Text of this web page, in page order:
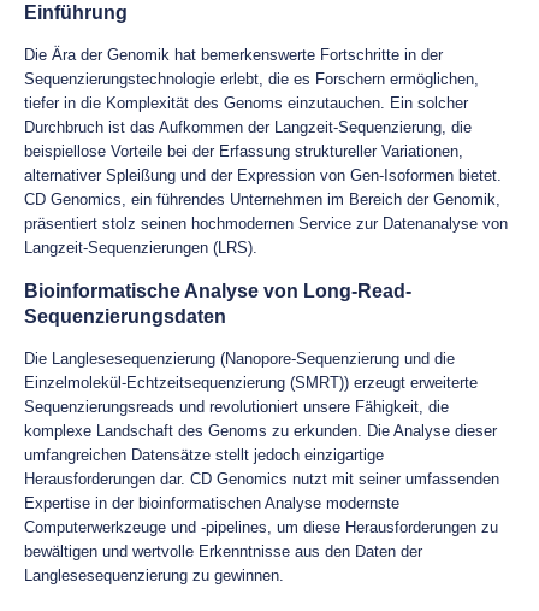
Einführung
Die Ära der Genomik hat bemerkenswerte Fortschritte in der
Sequenzierungstechnologie erlebt, die es Forschern ermöglichen,
tiefer in die Komplexität des Genoms einzutauchen. Ein solcher
Durchbruch ist das Aufkommen der Langzeit-Sequenzierung, die
beispiellose Vorteile bei der Erfassung struktureller Variationen,
alternativer Spleißung und der Expression von Gen-Isoformen bietet.
CD Genomics, ein führendes Unternehmen im Bereich der Genomik,
präsentiert stolz seinen hochmodernen Service zur Datenanalyse von
Langzeit-Sequenzierungen (LRS).
Bioinformatische Analyse von Long-Read-
Sequenzierungsdaten
Die Langlesesequenzierung (Nanopore-Sequenzierung und die
Einzelmolekül-Echtzeitsequenzierung (SMRT)) erzeugt erweiterte
Sequenzierungsreads und revolutioniert unsere Fähigkeit, die
komplexe Landschaft des Genoms zu erkunden. Die Analyse dieser
umfangreichen Datensätze stellt jedoch einzigartige
Herausforderungen dar. CD Genomics nutzt mit seiner umfassenden
Expertise in der bioinformatischen Analyse modernste
Computerwerkzeuge und -pipelines, um diese Herausforderungen zu
bewältigen und wertvolle Erkenntnisse aus den Daten der
Langlesesequenzierung zu gewinnen.